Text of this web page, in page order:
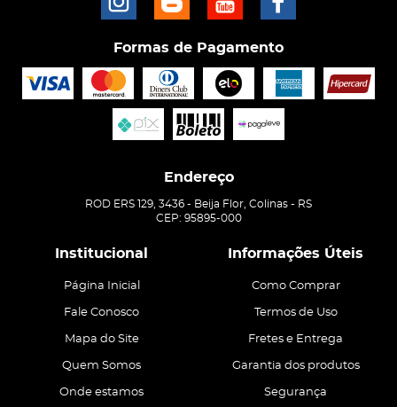
Formas de Pagamento
Endereço
ROD ERS 129, 3436 - Beija Flor, Colinas - RS
CEP: 95895-000
Institucional
Página Inicial
Fale Conosco
Mapa do Site
Quem Somos
Onde estamos
Informações Úteis
Como Comprar
Termos de Uso
Fretes e Entrega
Garantia dos produtos
Segurança